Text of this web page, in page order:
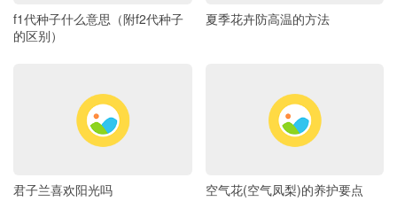
f1代种子什么意思（附f2代种子
的区别）
夏季花卉防高温的方法
君子兰喜欢阳光吗 空气花(空气凤梨)的养护要点